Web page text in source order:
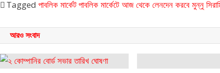
Tagged পাবলিক মার্কেট পাবলিক মার্কেটে আজ থেকে লেনদেন করবে মুন্নু
আরও সংবাদ